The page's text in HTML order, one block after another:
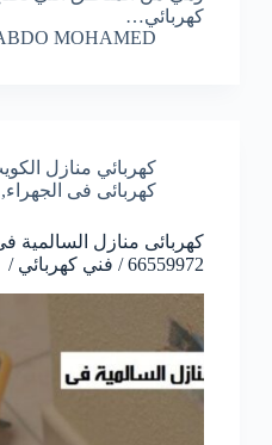
كهربائي…
MOHAMED
كهربائي منازل
كهربائى فى الجهراء,
كهربائى منازل السالمية
66559972 / فني كهربائي /